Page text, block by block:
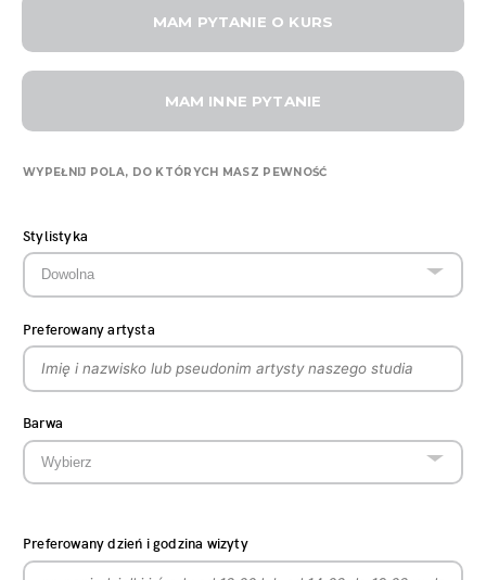
MAM PYTANIE O KURS
MAM INNE PYTANIE
WYPEŁNIJ POLA, DO KTÓRYCH MASZ PEWNOŚĆ
Stylistyka
Preferowany artysta
Barwa
Preferowany dzień i godzina wizyty